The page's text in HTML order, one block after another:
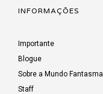
INFORMAÇÕES
Importante
Blogue
Sobre a Mundo Fantasma
Staff